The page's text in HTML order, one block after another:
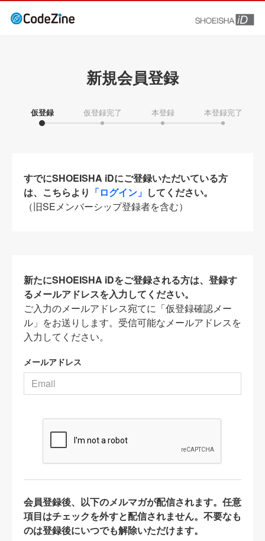
新規会員登録
仮登録 仮登録完了 本登録 本登録完了
すでにSHOEISHA iDにご登録いただいている方
は、こちらより 「ログイン」 してください。
（旧SEメンバーシップ登録者を含む）
新たにSHOEISHA iDをご登録される方は、登録す
るメールアドレスを入力してください。
ご入力のメールアドレス宛てに「仮登録確認メー
ル」をお送りします。受信可能なメールアドレスを
入力してください。
メールアドレス
会員登録後、以下のメルマガが配信されます。任意
項目はチェックを外すと配信されません。不要なも
のは登録後にいつでも解除いただけます。